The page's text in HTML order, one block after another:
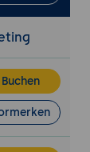
von
von
Buchen